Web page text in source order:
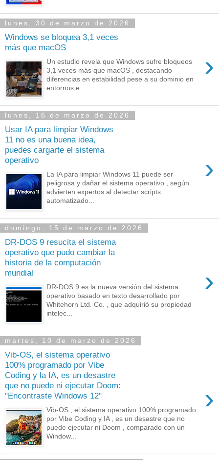
lunes, 30 de marzo de 2026
Windows se bloquea 3,1 veces
más que macOS
›
Un estudio revela que Windows sufre bloqueos
3,1 veces más que macOS , destacando
diferencias en estabilidad pese a su dominio en
entornos e...
lunes, 16 de marzo de 2026
Usar IA para limpiar Windows
11 no es una buena idea,
puedes cargarte el sistema
operativo
›
La IA para limpiar Windows 11 puede ser
peligrosa y dañar el sistema operativo , según
advierten expertos al detectar scripts
automatizado...
domingo, 15 de marzo de 2026
DR-DOS 9 resucita el sistema
operativo que pudo cambiar la
historia de la computación
mundial
›
DR-DOS 9 es la nueva versión del sistema
operativo basado en texto desarrollado por
Whitehorn Ltd. Co. , que adquirió su propiedad
intelec...
martes, 10 de marzo de 2026
Vib-OS, el sistema operativo
100% programado por Vibe
Coding y la IA, es un desastre
que no puede ni ejecutar Doom:
"Encontraste Windows 12"
›
Vib-OS , el sistema operativo 100% programado
por Vibe Coding y IA , es un desastre que no
puede ejecutar ni Doom , comparado con un
Window...